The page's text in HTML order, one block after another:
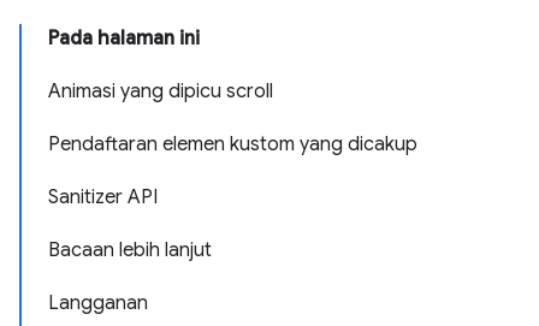
Pada halaman ini
Animasi yang dipicu scroll
Pendaftaran elemen kustom yang dicakup
Sanitizer API
Bacaan lebih lanjut
Langganan